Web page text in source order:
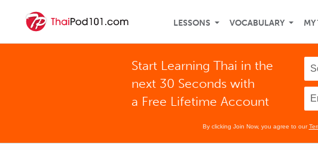
LESSONS VOCABULARY MY
Start Learning Thai in the
next 30 Seconds with
a Free Lifetime Account
By clicking Join Now, you agree to our